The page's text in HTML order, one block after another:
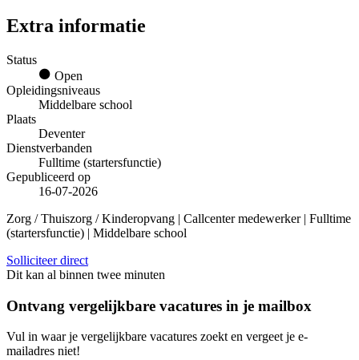
Extra informatie
Status
Open
Opleidingsniveaus
Middelbare school
Plaats
Deventer
Dienstverbanden
Fulltime (startersfunctie)
Gepubliceerd op
16-07-2026
Zorg / Thuiszorg / Kinderopvang | Callcenter medewerker | Fulltime
(startersfunctie) | Middelbare school
Solliciteer direct
Dit kan al binnen twee minuten
Ontvang vergelijkbare vacatures in je mailbox
Vul in waar je vergelijkbare vacatures zoekt en vergeet je e-
mailadres niet!